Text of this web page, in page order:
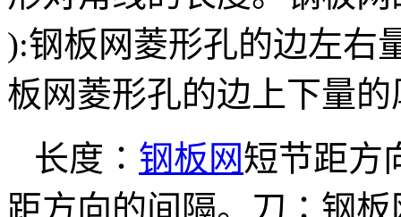
):钢板网菱形孔的边左右
板网菱形孔的边上下量的
长度∶ 钢板网短节距方
距方向的间隔。刀∶钢